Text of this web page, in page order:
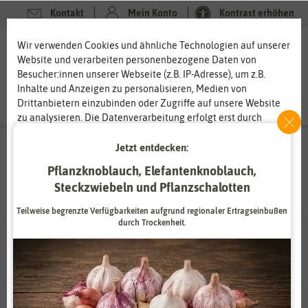
Kontakt Mein Konto Kontrast erhöhen
0 0
- Paprikapflanzen
Tomatenpaprikapflanzen
Filter
Wir verwenden Cookies und ähnliche Technologien auf unserer
Website und verarbeiten personenbezogene Daten von
Besucher:innen unserer Webseite (z.B. IP-Adresse), um z.B.
Inhalte und Anzeigen zu personalisieren, Medien von
Drittanbietern einzubinden oder Zugriffe auf unsere Website
zu analysieren. Die Datenverarbeitung erfolgt erst durch
gesetzte Cookies. Wir teilen diese Daten mit Dritten, die wir in
den Einstellungen benennen.
eines berechtigten Interesses erfolgen. Die Zustimmung kann
erteilt oder abgelehnt werden. Es besteht das Recht, nicht
Zeitpunkt zu ändern oder zu widerrufen. Weitere
den Diensten erklären wir in unserer Daten­schutz­erklärung
Essenziell Statistik
Zahlungsdienstleister Marketing
Jetzt entdecken:
Pflanzknoblauch, Elefantenknoblauch,
Steckzwiebeln und Pflanzschalotten
Teilweise begrenzte Verfügbarkeiten aufgrund regionaler Ertragseinbußen
durch Trockenheit.